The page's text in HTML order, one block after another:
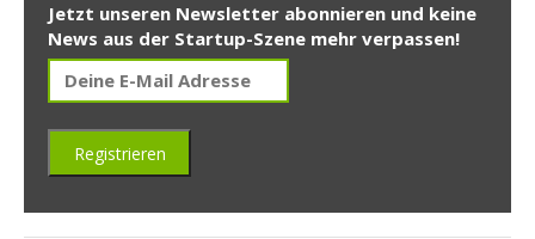
Jetzt unseren Newsletter abonnieren und keine
News aus der Startup-Szene mehr verpassen!